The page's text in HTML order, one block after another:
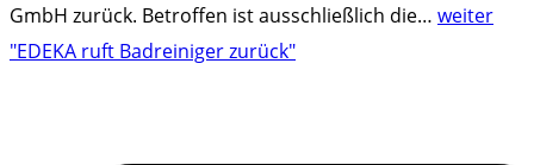
GmbH zurück. Betroffen ist ausschließlich die… weiter
"EDEKA ruft Badreiniger zurück"